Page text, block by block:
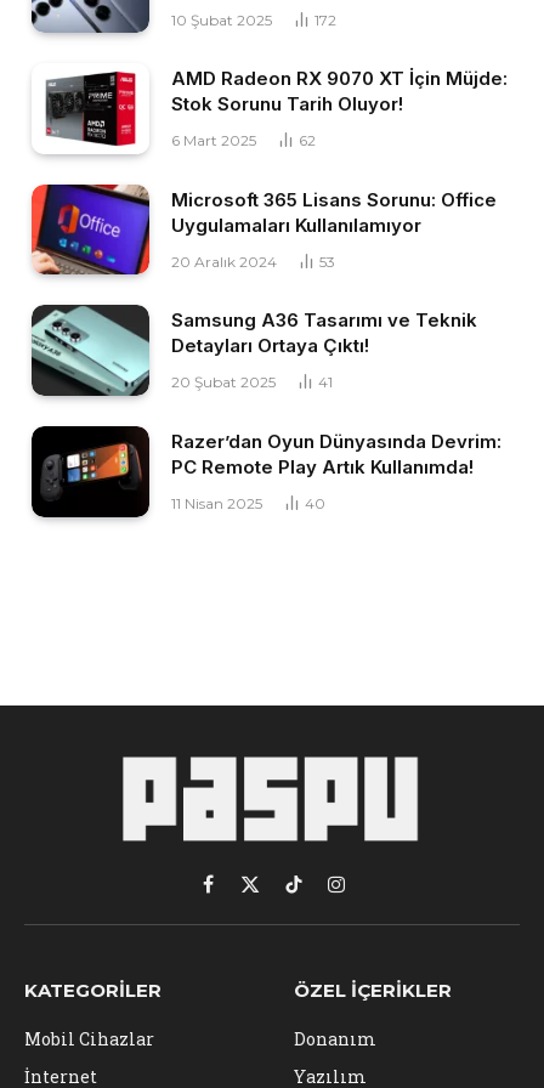
10 Şubat 2025 172
AMD Radeon RX 9070 XT İçin Müjde:
Stok Sorunu Tarih Oluyor!
6 Mart 2025 62
Microsoft 365 Lisans Sorunu: Office
Uygulamaları Kullanılamıyor
20 Aralık 2024 53
Samsung A36 Tasarımı ve Teknik
Detayları Ortaya Çıktı!
20 Şubat 2025 41
Razer’dan Oyun Dünyasında Devrim:
PC Remote Play Artık Kullanımda!
11 Nisan 2025 40
Facebook
X
(Twitter)
TikTokInstagram
KATEGORILER
Mobil Cihazlar
İnternet
ÖZEL İÇERIKLER
Donanım
Yazılım